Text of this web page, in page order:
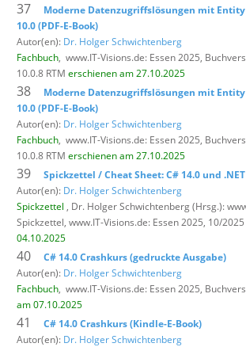
37
Moderne Datenzugriffslösungen mit Entity
10.0 (PDF-E-Book)
Autor(en): Dr. Holger Schwichtenberg
Fachbuch, www.IT-Visions.de: Essen 2025,
10.0.8 RTM erschienen am 27.10.2025
38
Moderne Datenzugriffslösungen mit Entity
10.0 (PDF-E-Book)
Autor(en): Dr. Holger Schwichtenberg
Fachbuch, www.IT-Visions.de: Essen 2025,
10.0.8 RTM erschienen am 27.10.2025
39
Spickzettel / Cheat Sheet: C# 14.0 und
Autor(en): Dr. Holger Schwichtenberg
Spickzettel , Dr. Holger Schwichtenberg (Hrsg.):
Spickzettel, www.IT-Visions.de: Essen 2025, 10/2025
04.10.2025
40
C# 14.0 Crashkurs (gedruckte Ausgabe)
Autor(en): Dr. Holger Schwichtenberg
Fachbuch, www.IT-Visions.de: Essen 2025,
am 07.10.2025
41
C# 14.0 Crashkurs (Kindle-E-Book)
Autor(en): Dr. Holger Schwichtenberg